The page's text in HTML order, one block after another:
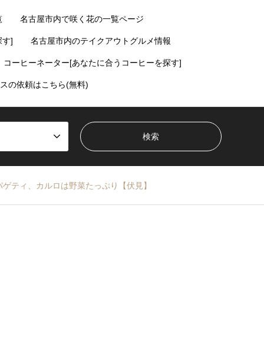
名古屋市内で咲く花の一覧ページ
す] 名古屋市内のテイクアウトグルメ情報
コーヒーネーター[あなたに合うコーヒーを探す]
の依頼はこちら(無料)
ティ、カルロは野菜たっぷり【伏見】